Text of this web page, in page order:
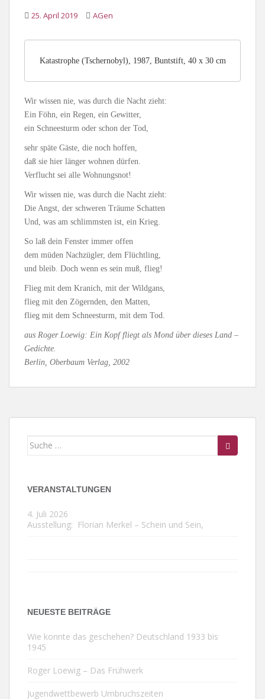
25. April 2019 AGen
Katastrophe (Tschernobyl), 1987, Buntstift, 40 x 30 cm
Wir wissen nie, was durch die Nacht zieht:
Ein Föhn, ein Regen, ein Gewitter,
ein Schneesturm oder schon der Tod,
sehr späte Gäste, die noch hoffen,
daß sie hier länger wohnen dürfen.
Verflucht sei alle Wohnungsnot!
Wir wissen nie, was durch die Nacht zieht:
Die Angst, der schweren Träume Schatten
Und, was am schlimmsten ist, ein Krieg.
So laß dein Fenster immer offen
dem müden Nachzügler, dem Flüchtling,
und bleib. Doch wenn es sein muß, flieg!
Flieg mit dem Kranich, mit der Wildgans,
flieg mit den Zögernden, den Matten,
flieg mit dem Schneesturm, mit dem Tod.
aus Roger Loewig: Ein Kopf fliegt als Mond über dieses Land –
Gedichte.
Berlin, Oberbaum Verlag, 2002
Suche
VERANSTALTUNGEN
4. Juli 2026
Ausstellung: Florian Merkel – Schein und Sein,
NEUESTE BEITRÄGE
Wie konnte das geschehen? Deutschland 1933 bis
1945
Roger Loewig – Das Frühwerk
Jugendwettbewerb Umbruchszeiten